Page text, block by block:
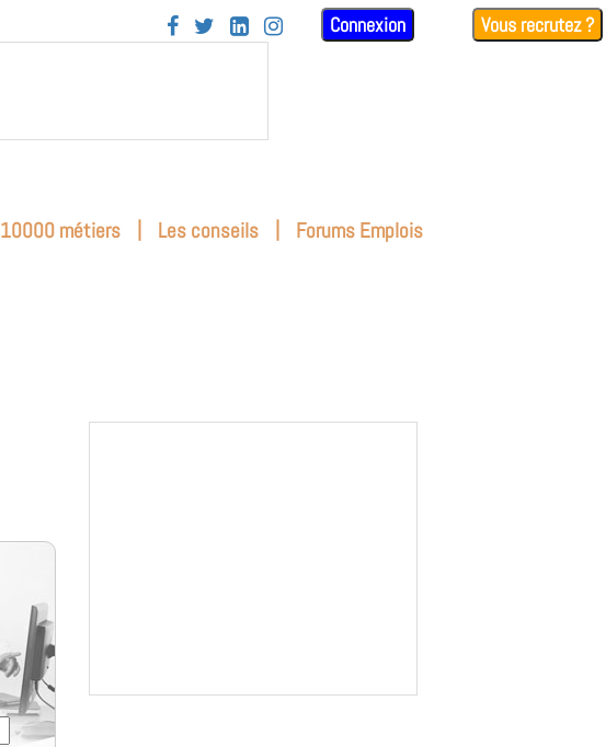
    Connexion Vous recrutez ?
10000 métiers | Les conseils | Forums Emplois